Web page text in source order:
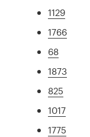
1129
1766
68
1873
825
1017
1775